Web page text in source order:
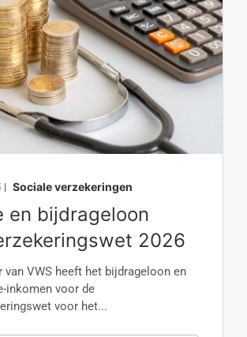
| Sociale verzekeringen
en bijdrageloon
2026
van VWS heeft het bijdrageloon en
inkomen voor de
voor het...